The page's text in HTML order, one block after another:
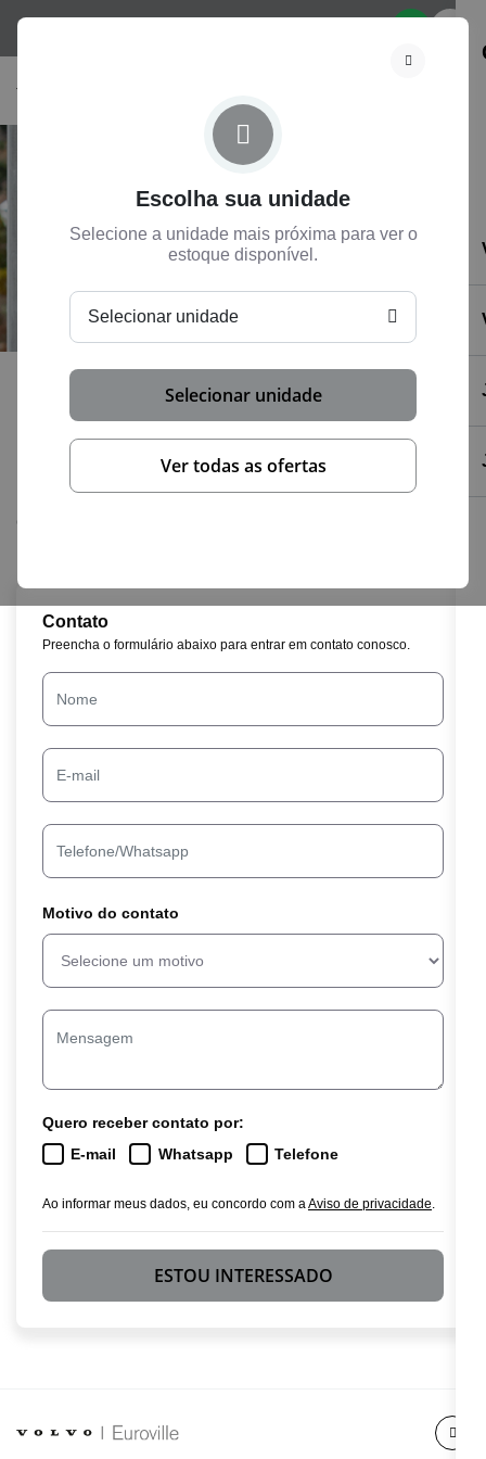
Fale Conosco
Deixe seus dados no formulário, entraremos em
contato ou, se preferir, ligue diretamente no telefone
Contato
Preencha o formulário abaixo para entrar em contato conosco.
Motivo do contato
Quero receber contato por:
E-mail
Whatsapp Telefone
Ao informar meus dados, eu concordo com aAviso de privacidade.
ESTOU INTERESSADO
Escolha sua unidade
Selecione a unidade mais próxima para ver o
estoque disponível.
Selecionar unidade
Selecionar unidade
Ver todas as ofertas